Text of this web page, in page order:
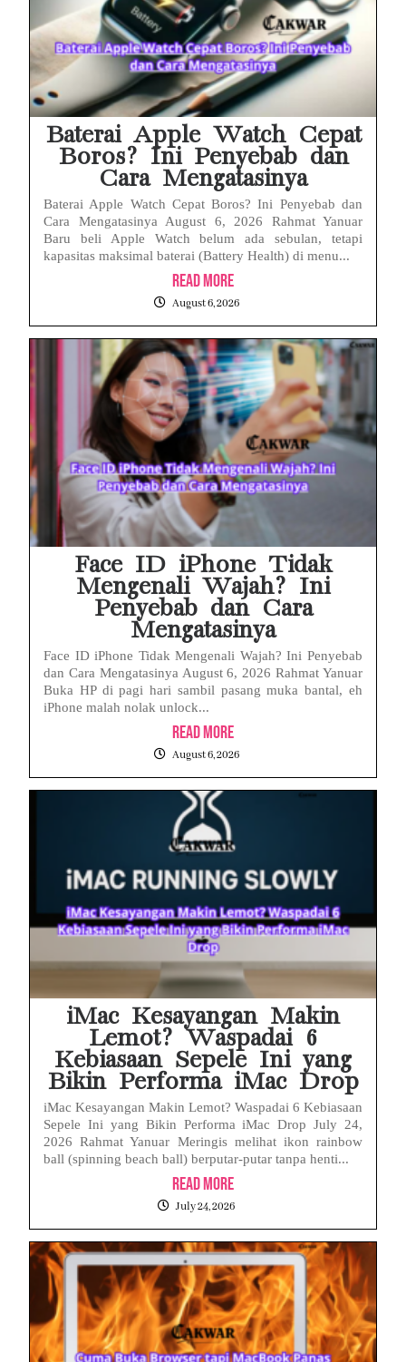
Baterai Apple Watch Cepat
Boros? Ini Penyebab dan
Cara Mengatasinya
Baterai Apple Watch Cepat Boros? Ini Penyebab dan
Cara Mengatasinya August 6, 2026 Rahmat Yanuar
Baru beli Apple Watch belum ada sebulan, tetapi
kapasitas maksimal baterai (Battery Health) di menu...
Read More
August 6, 2026
Face ID iPhone Tidak
Mengenali Wajah? Ini
Penyebab dan Cara
Mengatasinya
Face ID iPhone Tidak Mengenali Wajah? Ini Penyebab
dan Cara Mengatasinya August 6, 2026 Rahmat Yanuar
Buka HP di pagi hari sambil pasang muka bantal, eh
iPhone malah nolak unlock...
Read More
August 6, 2026
iMac Kesayangan Makin
Lemot? Waspadai 6
Kebiasaan Sepele Ini yang
Bikin Performa iMac Drop
iMac Kesayangan Makin Lemot? Waspadai 6 Kebiasaan
Sepele Ini yang Bikin Performa iMac Drop July 24,
2026 Rahmat Yanuar Meringis melihat ikon rainbow
ball (spinning beach ball) berputar-putar tanpa henti...
Read More
July 24, 2026